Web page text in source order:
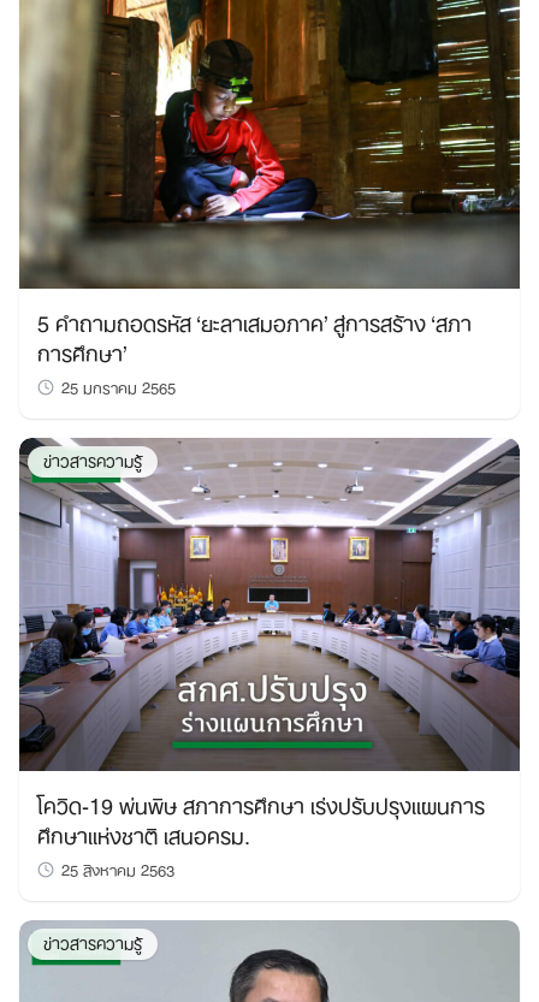
5 คำถามถอดรหัส ‘ยะลาเสมอภาค’ สู่การสร้าง ‘สภา
การศึกษา’
25 มกราคม 2565
ข่าวสารความรู้
โควิด-19 พ่นพิษ สภาการศึกษา เร่งปรับปรุงแผนการ
ศึกษาแห่งชาติ เสนอครม.
25 สิงหาคม 2563
ข่าวสารความรู้